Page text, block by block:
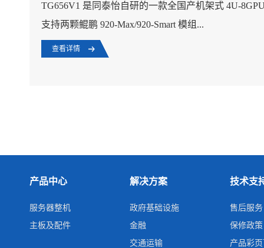
TG656V1 是同泰怡自研的一款全国产机架式 4U-
支持两颗鲲鹏 920-Max/920-Smart 模组...
查看详情
产品中心
服务器整机
主板及配件
解决方案
政府基础设施
金融
交通运输
技术支
售后服务
保修政策
产品彩